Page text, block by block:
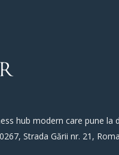
hub modern care pune
Strada Gării nr. 21,